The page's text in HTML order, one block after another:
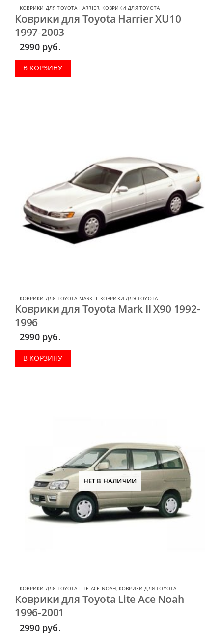
КОВРИКИ ДЛЯ TOYOTA HARRIER, КОВРИКИ ДЛЯ TOYOTA
Коврики для Toyota Harrier XU10
1997-2003
2990 руб.
В КОРЗИНУ
КОВРИКИ ДЛЯ TOYOTA MARK II, КОВРИКИ ДЛЯ TOYOTA
Коврики для Toyota Mark II X90 1992-
1996
2990 руб.
В КОРЗИНУ
НЕТ В НАЛИЧИИ
КОВРИКИ ДЛЯ TOYOTA LITE ACE NOAH, КОВРИКИ ДЛЯ TOYOTA
Коврики для Toyota Lite Ace Noah
1996-2001
2990 руб.